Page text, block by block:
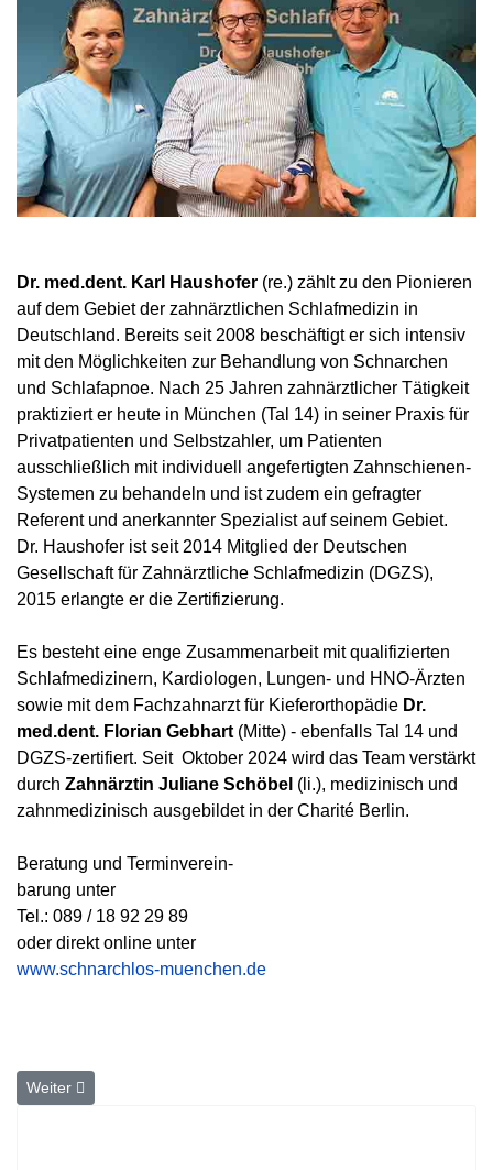
Dr. med.dent. Karl Haushofer (re.) zählt zu den Pionieren
auf dem Gebiet der zahnärztlichen Schlafmedizin in
Deutschland. Bereits seit 2008 beschäftigt er sich intensiv
mit den Möglichkeiten zur Behandlung von Schnarchen
und Schlafapnoe. Nach 25 Jahren zahnärztlicher Tätigkeit
praktiziert er heute in München (Tal 14) in seiner Praxis für
Privatpatienten und Selbstzahler, um Patienten
ausschließlich mit individuell angefertigten Zahnschienen-
Systemen zu behandeln und ist zudem ein gefragter
Referent und anerkannter Spezialist auf seinem Gebiet.
Dr. Haushofer ist seit 2014 Mitglied der Deutschen
Gesellschaft für Zahnärztliche Schlafmedizin (DGZS),
2015 erlangte er die Zertifizierung.
Es besteht eine enge Zusammenarbeit mit qualifizierten
Schlafmedizinern, Kardiologen, Lungen- und HNO-Ärzten
sowie mit dem Fachzahnarzt für Kieferorthopädie Dr.
med.dent. Florian Gebhart (Mitte) - ebenfalls Tal 14 und
DGZS-zertifiert. Seit Oktober 2024 wird das Team verstärkt
durch Zahnärztin Juliane Schöbel (li.), medizinisch und
zahnmedizinisch ausgebildet in der Charité Berlin.
Beratung und Terminverein-
barung unter
Tel.: 089 / 18 92 29 89
oder direkt online unter
www.schnarchlos-muenchen.de
Nächster Beitrag: Ein schönes Lächeln mit perfekt ästhetischen
Weiter